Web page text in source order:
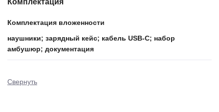
Комплектация вложенности
наушники; зарядный кейс; кабель USB-С; набор
амбушюр; документация
Свернуть